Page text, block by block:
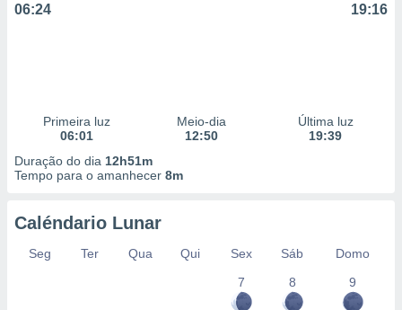
06:24 19:16
Primeira luz
06:01
Meio-dia
12:50
Última luz
19:39
Duração do dia 12h51m
Tempo para o amanhecer 8m
Caléndario Lunar
Seg Ter Qua Qui Sex Sáb
Domo
7
8 9